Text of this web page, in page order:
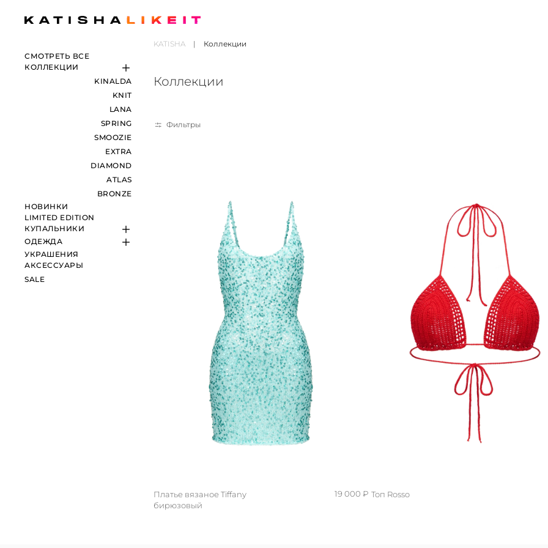
KATISHA Коллекции
Коллекции
Фильтры
Платье вязаное Tiffany
бирюзовый
19 000 ₽ Топ Rosso
СМОТРЕТЬ ВСЕ
КОЛЛЕКЦИИ
KINALDA
KNIT
LANA
SPRING
SMOOZIE
EXTRA
DIAMOND
ATLAS
BRONZE
НОВИНКИ
LIMITED EDITION
КУПАЛЬНИКИ
ЛИФЫ
МОНОКИНИ
ОДЕЖДА
УКРАШЕНИЯ
АКСЕССУАРЫ
SALE